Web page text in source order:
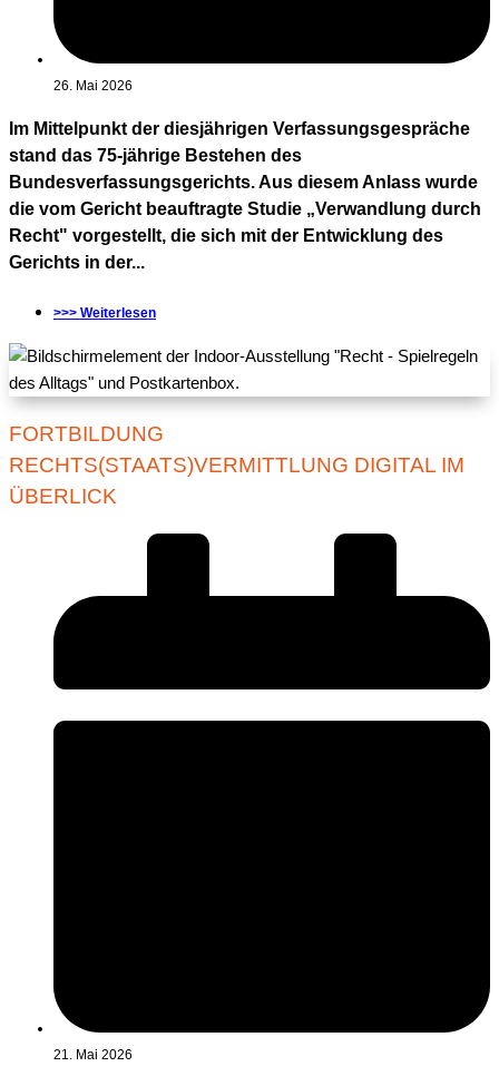
26. Mai 2026
Im Mittelpunkt der diesjährigen Verfassungsgespräche
stand das 75-jährige Bestehen des
Bundesverfassungsgerichts. Aus diesem Anlass wurde
die vom Gericht beauftragte Studie „Verwandlung durch
Recht" vorgestellt, die sich mit der Entwicklung des
Gerichts in der...
>>> Weiterlesen
FORTBILDUNG
RECHTS(STAATS)VERMITTLUNG DIGITAL IM
ÜBERLICK
21. Mai 2026